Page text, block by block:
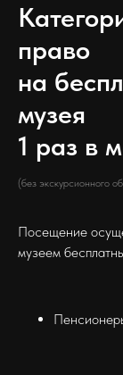
право
на
музея
1 раз в
(без экскурсионного
Посещение
музеем